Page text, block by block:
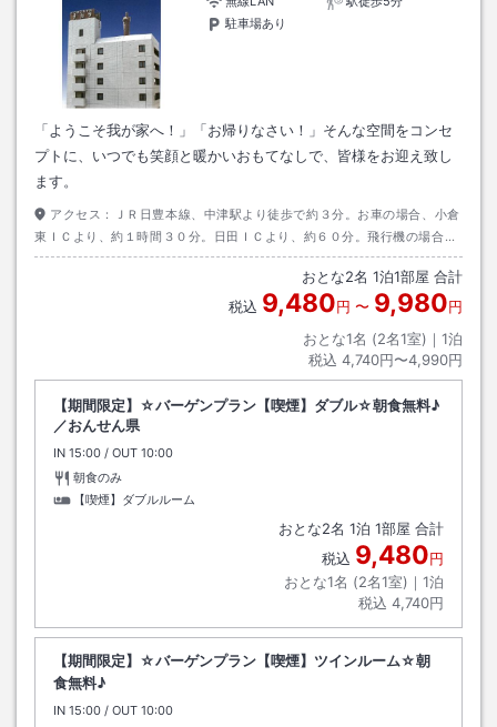
駐車場あり
「ようこそ我が家へ！」「お帰りなさい！」そんな空間をコンセ
プトに、いつでも笑顔と暖かいおもてなしで、皆様をお迎え致し
ます。
アクセス：
ＪＲ日豊本線、中津駅より徒歩で約３分。お車の場合、小倉
東ＩＣより、約１時間３０分。日田ＩＣより、約６０分。飛行機の場合、
北九州空港より車で約１時間。
おとな2名 1泊1部屋 合計
税込 9,480円 〜 9,980円
おとな1名 (2名1室)｜ 1泊
税込 4,740円〜4,990円
【期間限定】☆バーゲンプラン【喫煙】ダブル☆朝食無料♪
／おんせん県
IN チェックイン
15:00 / OUT チェックアウト
10:00
朝食のみ
【喫煙】ダブルルーム
おとな2名 1泊 1部屋 合計
税込 9,480円
おとな1名 (2名1室)｜ 1泊
税込 4,740円
【期間限定】☆バーゲンプラン【喫煙】ツインルーム☆朝
食無料♪
IN チェックイン
15:00 / OUT チェックアウト
10:00